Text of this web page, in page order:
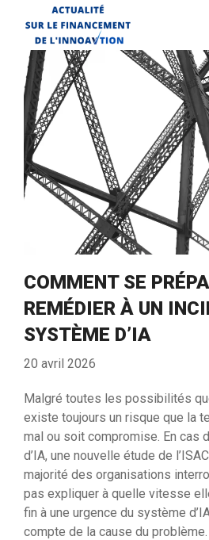
contenu
COMMENT SE
REMÉDIER À UN
SYSTÈME D’IA
20 avril 2026
Malgré toutes les possibilités
existe toujours un risque que la
mal ou soit compromise. En cas
d’IA, une nouvelle étude de
majorité des organisations
pas expliquer à quelle vitesse
fin à une urgence du système
compte de la cause du problème.